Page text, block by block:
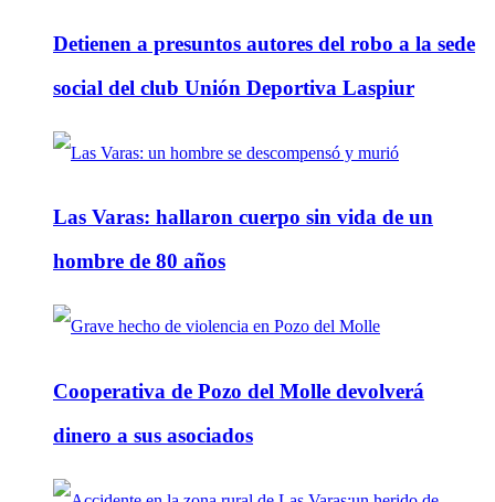
Detienen a presuntos autores del robo a la sede
social del club Unión Deportiva Laspiur
Las Varas: hallaron cuerpo sin vida de un
hombre de 80 años
Cooperativa de Pozo del Molle devolverá
dinero a sus asociados